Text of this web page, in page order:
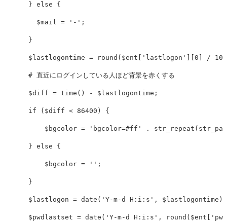
} else {
$mail = '-' ;
}
$lastlogontime = round ( $ent 'lastlogon' 0 /
# 直近にログインしている人ほど背景を赤くする
$diff = time () - $lastlogontime ;
if ( $diff < 86400 ) {
$bgcolor = 'bgcolor=#ff' . str_repeat ( str_pad
} else {
$bgcolor = '' ;
}
$lastlogon = date ( 'Y-m-d H:i:s' , $lastlogontime );
$pwdlastset = date ( 'Y-m-d H:i:s' , round ( $ent